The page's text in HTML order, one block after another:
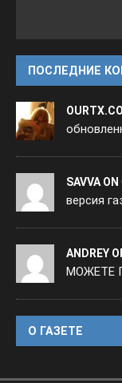
ПОСЛЕДНИЕ
SAVVA ON
версия
ANDREY
МОЖЕТЕ
O ГАЗЕТЕ